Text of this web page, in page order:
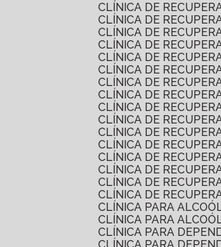
CLÍNICA DE
CLÍNICA DE
CLÍNICA DE
CLÍNICA DE
CLÍNICA DE
CLÍNICA DE
CLÍNICA DE
CLÍNICA DE
CLÍNICA DE
CLÍNICA DE
CLÍNICA DE
CLÍNICA DE
CLÍNICA DE
CLÍNICA DE
CLÍNICA DE
CLÍNICA DE
CLÍNICA PARA
CLÍNICA PARA
CLÍNICA PARA